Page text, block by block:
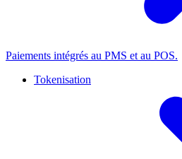
Paiements intégrés au PMS et au POS.
Tokenisation